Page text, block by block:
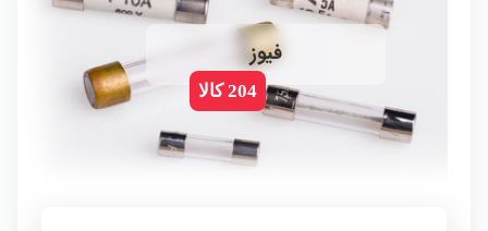
فیوز
204 کالا